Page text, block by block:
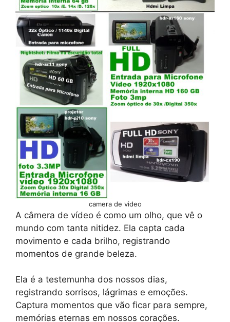
camera de video
A câmera de vídeo é como um olho, que vê o
mundo com tanta nitidez. Ela capta cada
movimento e cada brilho, registrando
momentos de grande beleza.
Ela é a testemunha dos nossos dias,
registrando sorrisos, lágrimas e emoções.
Captura momentos que vão ficar para sempre,
memórias eternas em nossos corações.